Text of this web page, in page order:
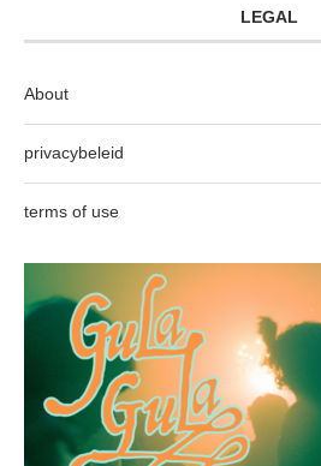
LEGAL
About
privacybeleid
terms of use